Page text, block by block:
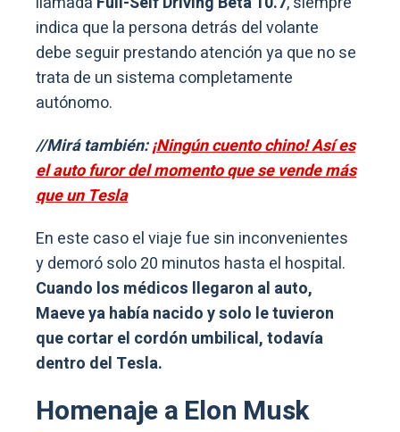
indica que la persona detrás del volante
debe seguir prestando atención ya que no se
trata de un sistema completamente
autónomo.
//Mirá también:¡Ningún cuento chino! Así es
el auto furor del momento que se vende más
que un Tesla
En este caso el viaje fue sin inconvenientes
y demoró solo 20 minutos hasta el hospital.
Cuando los médicos llegaron al auto,
Maeve ya había nacido y solo le tuvieron
que cortar el cordón umbilical, todavía
dentro del Tesla.
Homenaje a Elon Musk